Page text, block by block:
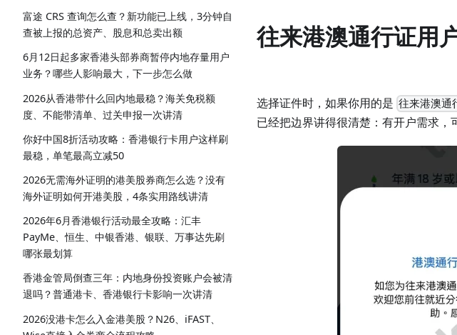
富途 CRS 查询怎么查？新功能已上线，3分钟自
查被上报的总资产、股息和总卖出额
6月12日起多家香港头部券商暂停内地存量用户
业务？哪些人影响最大，下一步怎么做
2026从香港带什么回内地最稳？海关免税额
度、不能带清单、过关申报一次讲清
你好中国8折活动攻略：香港银行卡用户这样刷
最稳，单笔最高立减50
2026无需海外证明的港美股券商怎么选？没有
海外证明如何开港美股，4条实用路线讲清
2026年6月香港银行活动最全攻略：汇丰
PayMe、恒生、中银香港、银联、万事达先刷
哪张最划算
香港金管局倒查三年：内地身份投资账户会被清
退吗？普通港卡、香港银行卡影响一次讲清
2026没港卡怎么入金港美股？N26、iFAST、
往来港澳通行证用
选择证件时，如果你用的是 往来港澳通
已经把边界讲得很清楚：有开户需求，